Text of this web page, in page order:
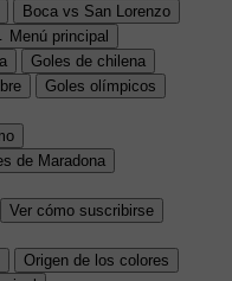
Boca vs San Lorenzo
Menú principal
Goles de chilena
Goles olímpicos
de Maradona
Ver cómo suscribirse
Origen de los colores